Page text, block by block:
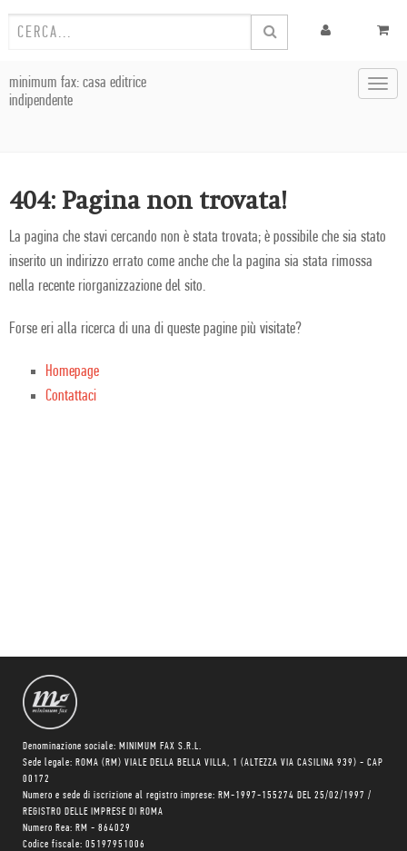
minimum fax: casa editrice
indipendente
404: Pagina non trovata!
La pagina che stavi cercando non è stata trovata; è possibile che sia stato
inserito un indirizzo errato come anche che la pagina sia stata rimossa
nella recente riorganizzazione del sito.
Forse eri alla ricerca di una di queste pagine più visitate?
Homepage
Contattaci
Denominazione sociale: MINIMUM FAX S.R.L.
Sede legale: ROMA (RM) VIALE DELLA BELLA VILLA, 1 (ALTEZZA VIA CASILINA 939) - CAP
00172
Numero e sede di iscrizione al registro imprese: RM-1997-155274 DEL 25/02/1997 /
REGISTRO DELLE IMPRESE DI ROMA
Numero Rea: RM - 864029
Codice fiscale: 05197951006